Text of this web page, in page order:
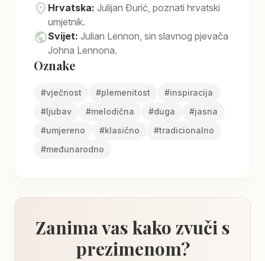
location_on Hrvatska: Julijan Đurić, poznati hrvatski
umjetnik.
publicSvijet: Julian Lennon, sin slavnog pjevača
Johna Lennona.
Oznake
#vječnost #plemenitost #inspiracija
#ljubav #melodična #duga #jasna
#umjereno #klasično #tradicionalno
#međunarodno
Zanima vas kako zvuči s
prezimenom?